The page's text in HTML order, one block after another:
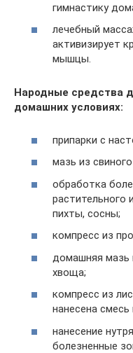
гимнастику
лечебный
активизирует
мышцы.
Народные средства
домашних условиях:
припарки с
мазь из
обработка
растительного
пихты, сосны;
компресс из
домашняя мазь
хвоща;
компресс из
нанесена
нанесение
болезненные